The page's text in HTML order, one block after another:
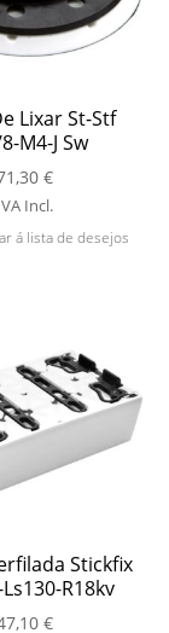
Lixar St-Stf
M4-J Sw
€
Incl.
á lista de desejos
Stickfix
R18kv
€